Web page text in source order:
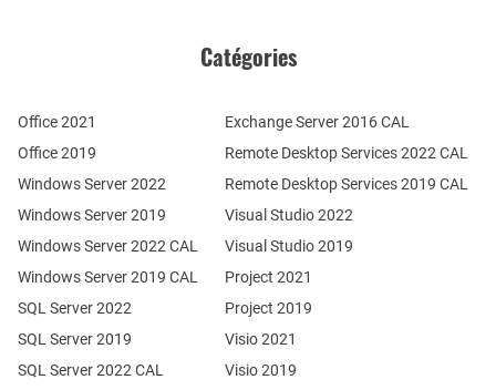
Catégories
Office 2021
Office 2019
Windows Server 2022
Windows Server 2019
SQL Server 2022
SQL Server 2019
Windows Server 2022 CAL
Windows Server 2019 CAL
SQL Server 2022 CAL
Remote Desktop Services 2022 CAL
Remote Desktop Services 2019 CAL
Exchange Server 2016 CAL
Visual Studio 2022
Visual Studio 2019
Project 2021
Project 2019
Visio 2021
Visio 2019